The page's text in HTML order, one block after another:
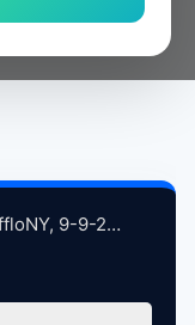
TGUSSWHO2001HSBArnaBffloNY, 9-9-2001 atse.zip